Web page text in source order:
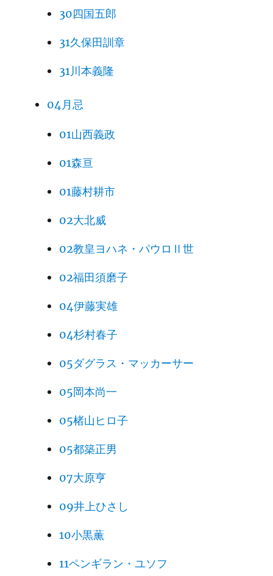
30四国五郎
31久保田訓章
31川本義隆
04月忌
01山西義政
01森亘
01藤村耕市
02大北威
02教皇ヨハネ・パウロⅡ世
02福田須磨子
04伊藤実雄
04杉村春子
05ダグラス・マッカーサー
05岡本尚一
05楮山ヒロ子
05都築正男
07大原亨
09井上ひさし
10小黒薫
11ペンギラン・ユソフ